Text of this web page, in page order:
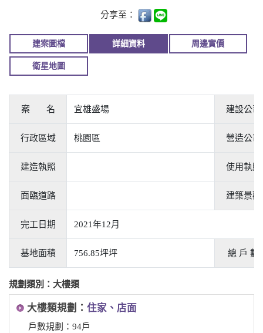
分享至：
建案圖檔 詳細資料 周邊實價
衛星地圖
案 名 宜雄盛場 建設公司
行政區域 桃園區 營造公司
建造執照 使用執照
面臨道路 建築景觀
完工日期 2021年12月
基地面積 756.85坪坪 總 戶 數
規劃類別：大樓類
大樓類規劃： 住家、店面
戶數規劃：94戶